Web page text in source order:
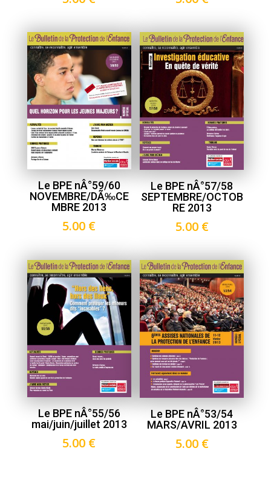
Le BPE nÂ°59/60
NOVEMBRE/DÃ‰CE
MBRE 2013
5.00 €
Le BPE nÂ°57/58
SEPTEMBRE/OCTOB
RE 2013
5.00 €
Le BPE nÂ°55/56
mai/juin/juillet 2013
5.00 €
Le BPE nÂ°53/54
MARS/AVRIL 2013
5.00 €